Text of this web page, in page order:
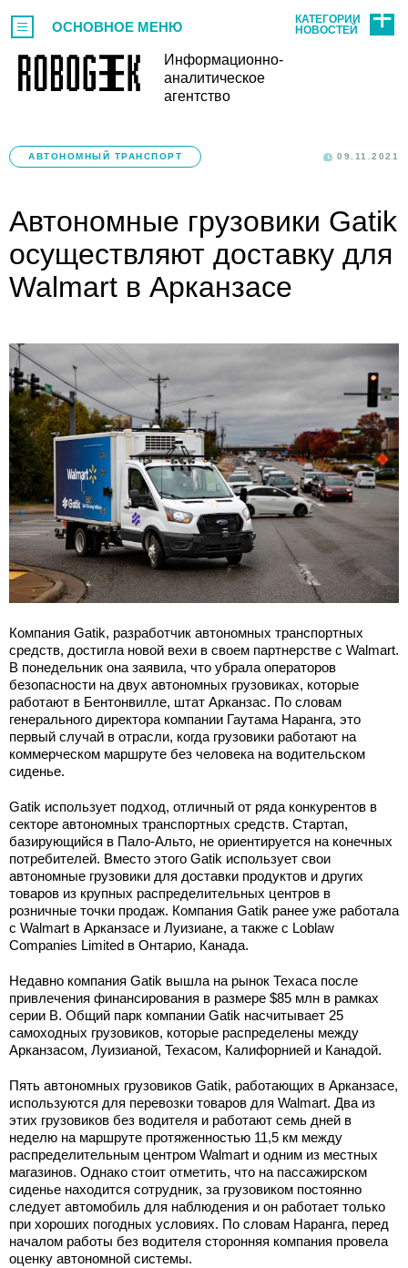
Информационно-
аналитическое
агентство
ОСНОВНОЕ МЕНЮ
КАТЕГОРИИ
НОВОСТЕЙ
АВТОНОМНЫЙ ТРАНСПОРТ 09.11.2021
Автономные грузовики Gatik
осуществляют доставку для
Walmart в Арканзасе
Компания Gatik, разработчик автономных транспортных
средств, достигла новой вехи в своем партнерстве с Walmart.
В понедельник она заявила, что убрала операторов
безопасности на двух автономных грузовиках, которые
работают в Бентонвилле, штат Арканзас. По словам
генерального директора компании Гаутама Наранга, это
первый случай в отрасли, когда грузовики работают на
коммерческом маршруте без человека на водительском
сиденье.
Gatik использует подход, отличный от ряда конкурентов в
секторе автономных транспортных средств. Стартап,
базирующийся в Пало-Альто, не ориентируется на конечных
потребителей. Вместо этого Gatik использует свои
автономные грузовики для доставки продуктов и других
товаров из крупных распределительных центров в
розничные точки продаж. Компания Gatik ранее уже работала
с Walmart в Арканзасе и Луизиане, а также с Loblaw
Companies Limited в Онтарио, Канада.
Недавно компания Gatik вышла на рынок Техаса после
привлечения финансирования в размере $85 млн в рамках
серии B. Общий парк компании Gatik насчитывает 25
самоходных грузовиков, которые распределены между
Арканзасом, Луизианой, Техасом, Калифорнией и Канадой.
Пять автономных грузовиков Gatik, работающих в Арканзасе,
используются для перевозки товаров для Walmart. Два из
этих грузовиков без водителя и работают семь дней в
неделю на маршруте протяженностью 11,5 км между
распределительным центром Walmart и одним из местных
магазинов. Однако стоит отметить, что на пассажирском
сиденье находится сотрудник, за грузовиком постоянно
следует автомобиль для наблюдения и он работает только
при хороших погодных условиях. По словам Наранга, перед
началом работы без водителя сторонняя компания провела
оценку автономной системы.